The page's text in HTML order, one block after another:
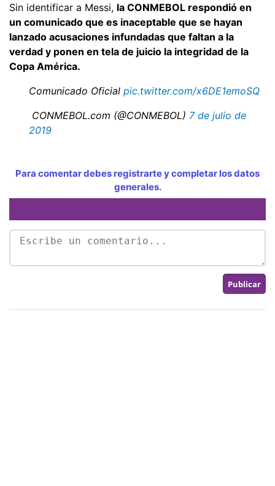
Sin identificar a Messi, la CONMEBOL respondió en
un comunicado que es inaceptable que se hayan
lanzado acusaciones infundadas que faltan a la
verdad y ponen en tela de juicio la integridad de la
Copa América.
Comunicado Oficial pic.twitter.com/x6DE1emoSQ
CONMEBOL.com (@CONMEBOL) 7 de julio de
2019
Para comentar debes registrarte y completar los datos
generales.